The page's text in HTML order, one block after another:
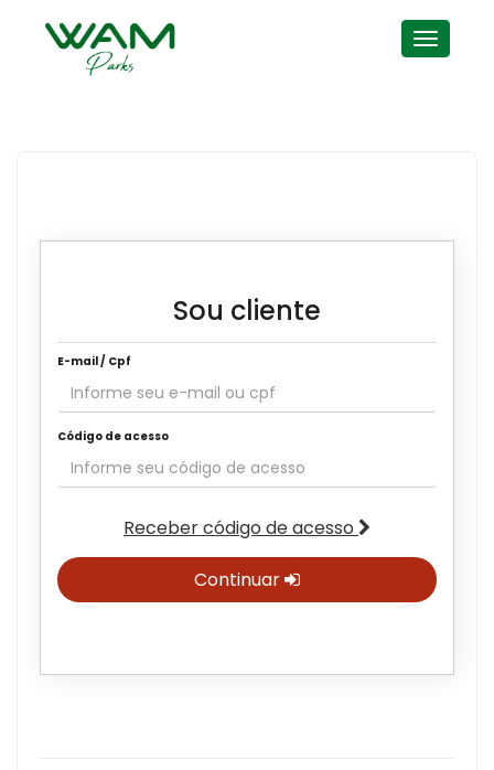
WAM GROUP
PARQUES
WAM PASS
Sou cliente
E-mail / Cpf
Código de acesso
Receber código de acesso
Continuar